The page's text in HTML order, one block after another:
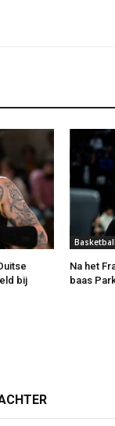
bij
Basketball
Na het
baas